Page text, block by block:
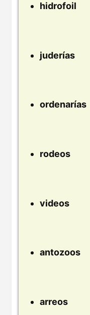
hidrofoil
juderías
ordenarías
rodeos
videos
antozoos
arreos